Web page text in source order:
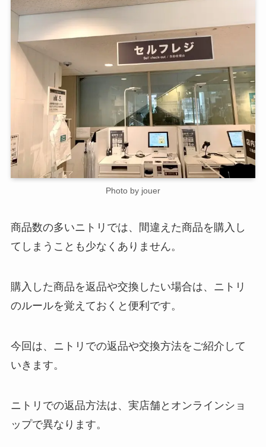
Photo by jouer
商品数の多いニトリでは、間違えた商品を購入し
てしまうことも少なくありません。
購入した商品を返品や交換したい場合は、ニトリ
のルールを覚えておくと便利です。
今回は、ニトリでの返品や交換方法をご紹介して
いきます。
ニトリでの返品方法は、実店舗とオンラインショ
ップで異なります。